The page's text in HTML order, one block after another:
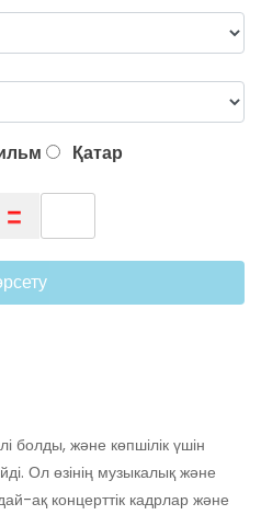
Қатар
болды, және көпшілік үшін
Ол өзінің музыкалық және
ақ концерттік кадрлар және